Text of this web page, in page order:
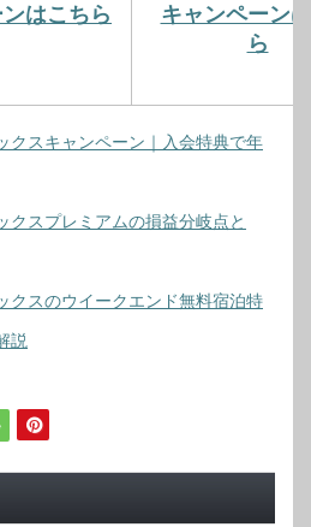
はこちら
キャンペーン
ら
クスキャンペーン｜入会特典で年
クスプレミアムの損益分岐点と
クスのウイークエンド無料宿泊特
説